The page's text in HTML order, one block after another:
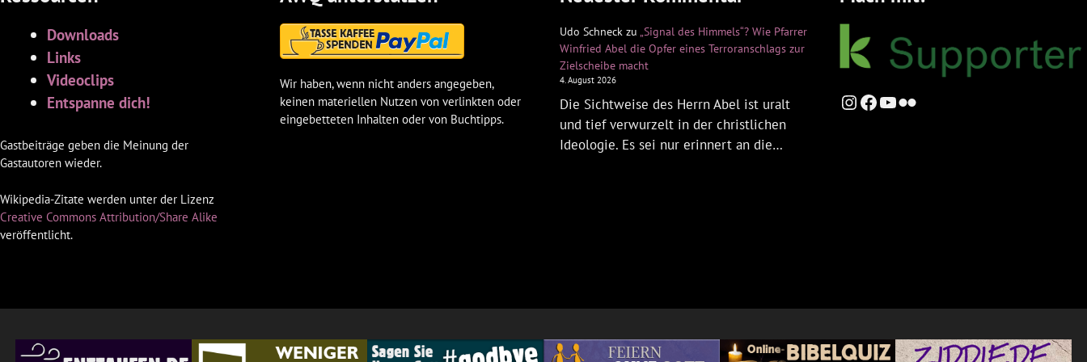
Downloads
Links
Videoclips
Entspanne dich!
Gastbeiträge geben die Meinung der
Gastautoren wieder.
Wikipedia-Zitate werden unter der Lizenz
Creative Commons Attribution/Share Alike
veröffentlicht.
Wir haben, wenn nicht anders angegeben,
keinen materiellen Nutzen von verlinkten oder
eingebetteten Inhalten oder von Buchtipps.
Udo Schneck zu „Signal des Himmels“? Wie Pfarrer
Winfried Abel die Opfer eines Terroranschlags zur
Zielscheibe macht
4. August 2026
Die Sichtweise des Herrn Abel ist uralt
und tief verwurzelt in der christlichen
Ideologie. Es sei nur erinnert an die…
Instagram
Facebook
YouTube
Flickr